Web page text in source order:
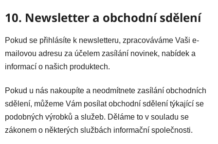
10. Newsletter a obchodní sdělení
Pokud se přihlásíte k newsletteru, zpracováváme Vaši e-
mailovou adresu za účelem zasílání novinek, nabídek a
informací o našich produktech.
Pokud u nás nakoupíte a neodmítnete zasílání obchodních
sdělení, můžeme Vám posílat obchodní sdělení týkající se
podobných výrobků a služeb. Děláme to v souladu se
zákonem o některých službách informační společnosti.